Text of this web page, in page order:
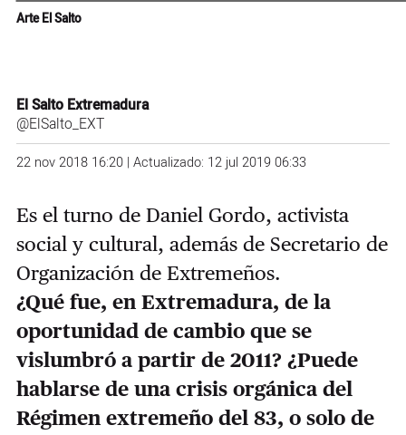
Arte El Salto
El Salto Extremadura
@ElSalto_EXT
22 nov 2018 16:20 | Actualizado: 12 jul 2019 06:33
Es el turno de Daniel Gordo, activista
social y cultural, además de Secretario de
Organización de Extremeños.
¿Qué fue, en Extremadura, de la
oportunidad de cambio que se
vislumbró a partir de 2011? ¿Puede
hablarse de una crisis orgánica del
Régimen extremeño del 83, o solo de